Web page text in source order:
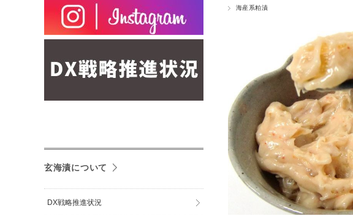
海産系粕漬
玄海漬について
DX戦略推進状況